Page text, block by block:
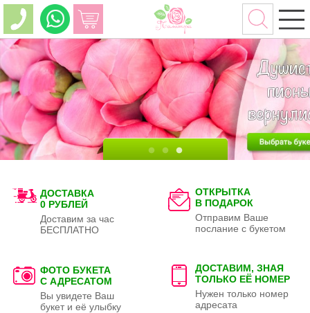
ДОСТАВКА
0 РУБЛЕЙ
Доставим за час
БЕСПЛАТНО
ОТКРЫТКА
В ПОДАРОК
Отправим Ваше
послание с букетом
ФОТО БУКЕТА
С АДРЕСАТОМ
Вы увидете Ваш
букет и её улыбку
ДОСТАВИМ, ЗНАЯ
ТОЛЬКО ЕЁ НОМЕР
Нужен только номер
адресата